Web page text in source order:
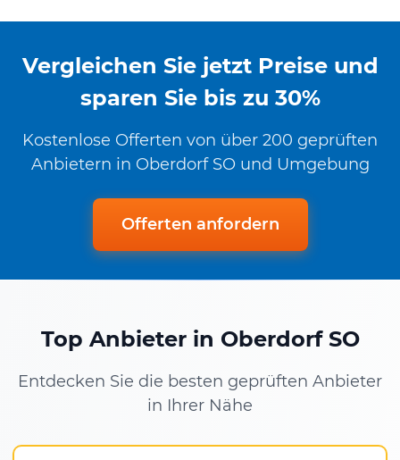
Vergleichen Sie jetzt Preise und
sparen Sie bis zu 30%
Kostenlose Offerten von über 200 geprüften
Anbietern in Oberdorf SO und Umgebung
Offerten anfordern
Top Anbieter in Oberdorf SO
Entdecken Sie die besten geprüften Anbieter
in Ihrer Nähe